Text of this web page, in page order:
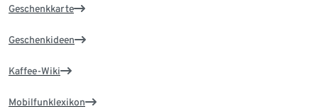
Geschenkkarte
Geschenkideen
Kaffee-Wiki
Mobilfunklexikon